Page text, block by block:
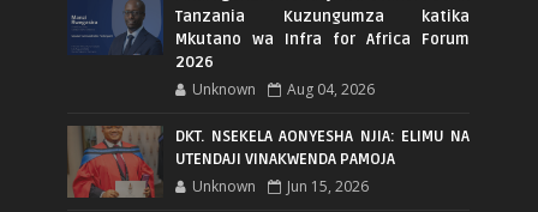
Tanzania Kuzungumza katika
Mkutano wa Infra for Africa Forum
2026
Unknown Aug 04, 2026
DKT. NSEKELA AONYESHA NJIA: ELIMU NA
UTENDAJI VINAKWENDA PAMOJA
Unknown Jun 15, 2026